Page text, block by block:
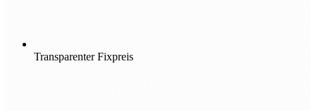
Transparenter Fixpreis